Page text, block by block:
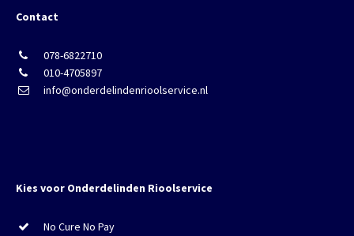
Contact
078-6822710
010-4705897
info@onderdelindenrioolservice.nl
Kies voor Onderdelinden Rioolservice
No Cure No Pay